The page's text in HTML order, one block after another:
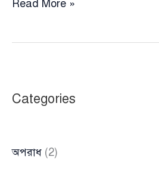
কেমন
Read More »
Categories
অপরাধ (2)